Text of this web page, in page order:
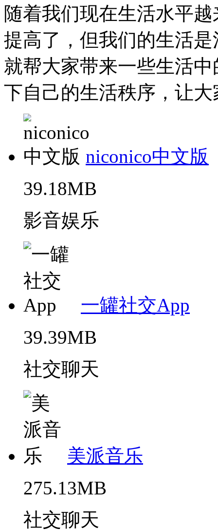
随着我们现在生活水平
提高了，但我们的生活
就帮大家带来一些生活
下自己的生活秩序，让
niconico中文版
39.18MB
影音娱乐
一罐社交App
39.39MB
社交聊天
美派音乐
275.13MB
社交聊天